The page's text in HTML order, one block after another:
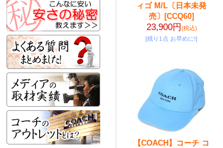
ィゴ M/L〔日本未発
売〕 [CCQ60]
23,900円(税込)
[残り1点 お早めに!]
【COACH】コーチ コ